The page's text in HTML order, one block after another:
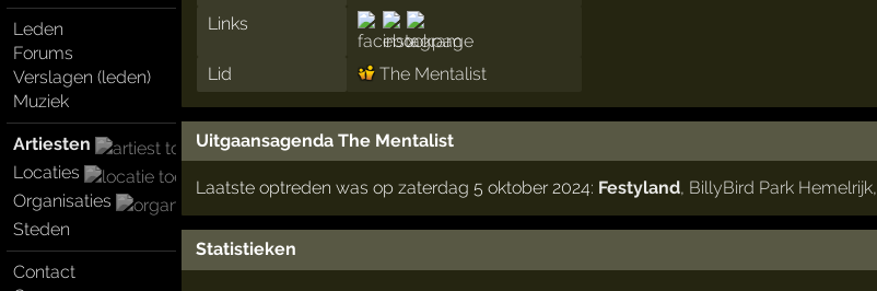
Leden
Forums
Verslagen (leden)
Muziek
Artiesten
Locaties
Organisaties
Steden
Contact
Links
Lid The Mentalist
Uitgaansagenda The Mentalist
Laatste optreden was op zaterdag 5 oktober 2024: Festyland, BillyBird Park Hemelrijk,
Statistieken